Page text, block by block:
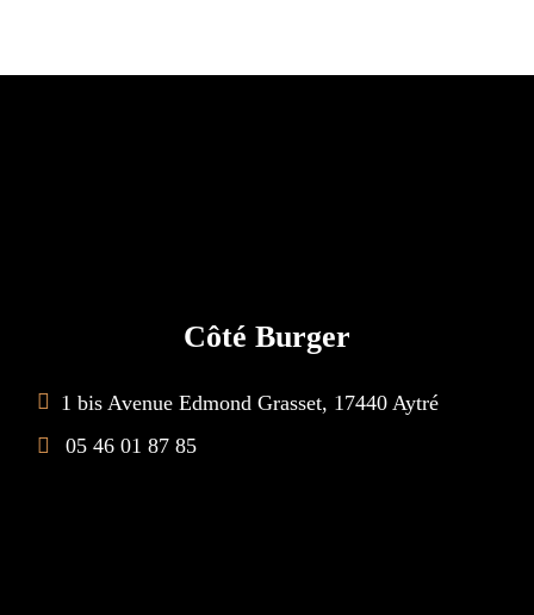
Côté Burger
1 bis Avenue Edmond Grasset, 17440 Aytré
05 46 01 87 85